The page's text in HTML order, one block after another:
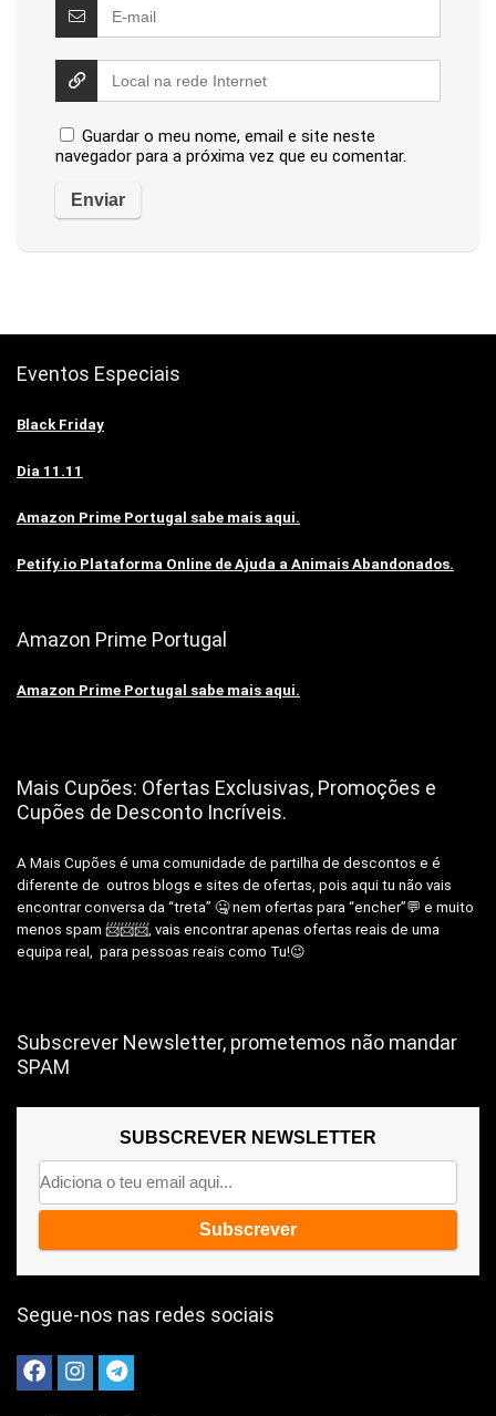
Guardar o meu nome, email e site neste
navegador para a próxima vez que eu comentar.
Eventos Especiais
Black Friday
Dia 11.11
Amazon Prime Portugal sabe mais aqui.
Petify.io Plataforma Online de Ajuda a Animais Abandonados.
Amazon Prime Portugal
Amazon Prime Portugal sabe mais aqui.
Mais Cupões: Ofertas Exclusivas, Promoções e
Cupões de Desconto Incríveis.
A Mais Cupões é uma comunidade de partilha de descontos e é
diferente de outros blogs e sites de ofertas, pois aqui tu não vais
encontrar conversa da “treta” 🤐 nem ofertas para “encher”💬 e muito
menos spam 📨📨📨, vais encontrar apenas ofertas reais de uma
equipa real, para pessoas reais como Tu!😉
Subscrever Newsletter, prometemos não mandar
SPAM
SUBSCREVER NEWSLETTER
Segue-nos nas redes sociais